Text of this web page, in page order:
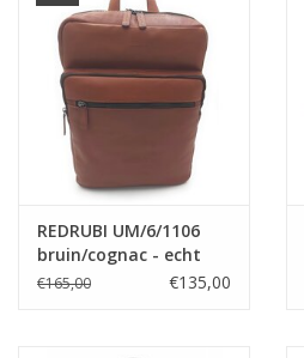
REDRUBI UM/6/1106
bruin/cognac - echt
leren - rugzak –
laptoptas- stevig -
€135,00